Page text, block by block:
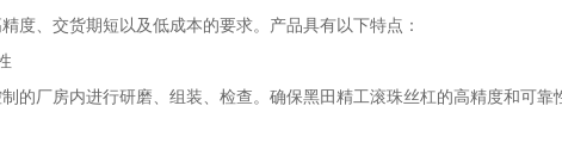
度、交货期短以及低成本的要求。产品具有以下特点：
的厂房内进行研磨、组装、检查。确保黑田精工滚珠丝杠的高精度和可靠